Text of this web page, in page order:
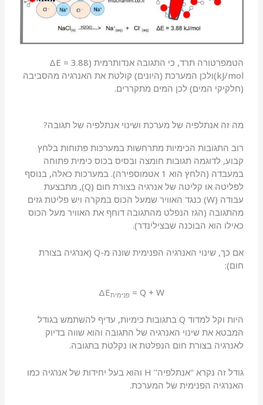
הטמפרטורה תרד, כי התגובה אנדותרמית (ΔE = 3.88
kJ/mol)ולכן המערכת (היונים) קולטת את האנרגיה מהסביבה
(חלקיקי המים) לכן המים מתקררים.
מה זה אנתלפיה של מערכת ושינוי אנתלפיה של תגובה?
רוב התגובות הכימיות מתרחשות במערכות פתוחות בלחץ
קבוע, לדוגמה תגובות חומצה ובסיס בכוס כימית פתוחה
במעבדה (הלחץ הוא 1 אטמוספירה). במערכות כאלה, בנוסף
לפליטה או קליטה של אנרגיה בצורת חום (Q), מתבצעת
עבודה (W) כנגד האוויר שמעל הכוס במקרה ויש פליטת גזים
מהתגובה (הגז הנפלט מהתגובה דוחף את האוויר מעל הכוס
כאילו הוא הבוכנה שבצילינדר).
אם כך, שינוי האנרגיה הפנימית שונה מ-Q (אנרגיה בצורת
חום):
ΔEפנימית = Q + W
היות וקל למדוד Q בתגובות כימיות, עדיף להשתמש בגודל
המבטא את שינוי האנרגיה של התגובה והוא שווה בדיוק
לאנרגיה בצורת חום הנפלטת או נקלטת בתגובה.
גודל זה נקרא "אנתלפיה" H והוא בעל יחידות של אנרגיה כמו
האנרגיה הפנימית של המערכת.